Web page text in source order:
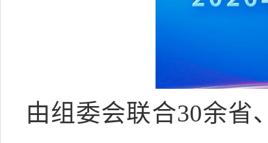
由组委会联合30余省